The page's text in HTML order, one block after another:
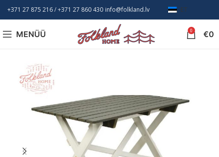
+371 27 875 216/ +371 27 860 430 info@folkland.lv ET
MENÜÜ 0 €0